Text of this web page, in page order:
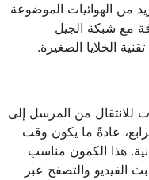
من الهوائيات الموضوعة
مع شبكة الجيل
الخلايا الصغيرة.
للانتقال من المرسل إلى
عادةً ما يكون وقت
30 إلى 50 ميلي ثانية. هذا الكمون مناسب
الفيديو والتصفح عبر